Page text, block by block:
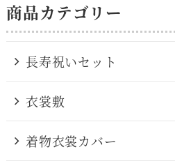
商品カテゴリー
長寿祝いセット
衣裳敷
着物衣裳カバー